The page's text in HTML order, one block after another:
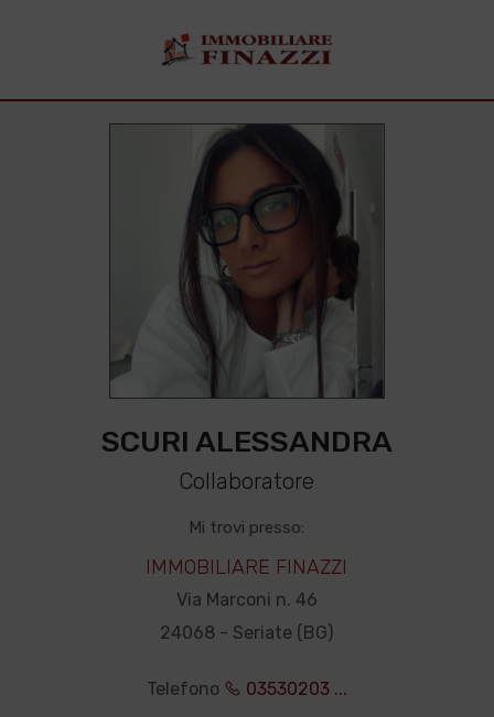
SCURI ALESSANDRA
Collaboratore
Mi trovi presso:
IMMOBILIARE FINAZZI
Via Marconi n. 46
24068 - Seriate (BG)
Telefono 03530203 ...